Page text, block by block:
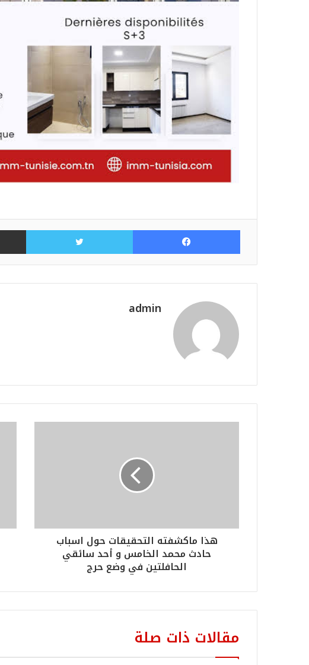
فيسبوك تويتر
admin
هذا ماكشفته التحقيقات حول اسباب
حادث محمد الخامس و أحد سائقي
الحافلتين في وضع حرج
مقالات ذات صلة